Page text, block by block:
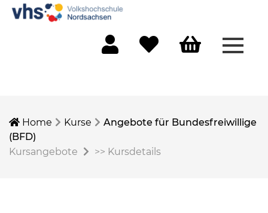
Home Kurse
Angebote für Bundesfreiwillige
(BFD)
Kursangebote
>> Kursdetails